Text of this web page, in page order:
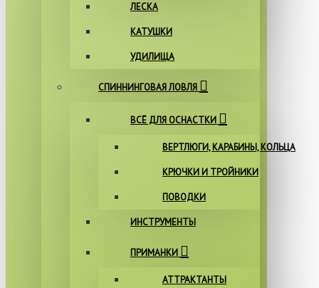
ЛЕСКА
КАТУШКИ
УДИЛИЩА
СПИННИНГОВАЯ ЛОВЛЯ
ВСЁ ДЛЯ ОСНАСТКИ
ВЕРТЛЮГИ, КАРАБИНЫ, КОЛЬЦА
КРЮЧКИ И ТРОЙНИКИ
ПОВОДКИ
ИНСТРУМЕНТЫ
ПРИМАНКИ
АТТРАКТАНТЫ